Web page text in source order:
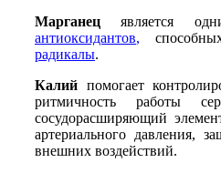
Марганец является
антиоксидантов,
радикалы.
Калий помогает
ритмичность работы
сосудорасширяющий
артериального давления,
внешних воздействий.